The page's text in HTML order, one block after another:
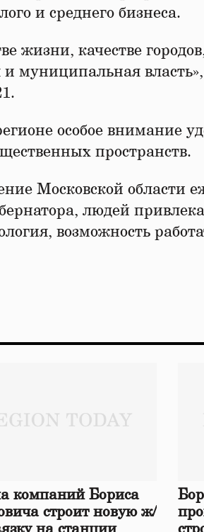
и среднего бизнеса.
жизни, качестве
муниципальная власть»,
особое внимание
пространств.
Московской области
людей
возможность
компаний Бориса
строит новую ж/
на станции